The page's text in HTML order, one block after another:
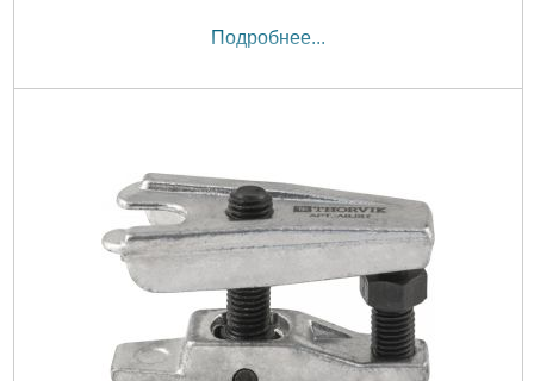
Подробнее...